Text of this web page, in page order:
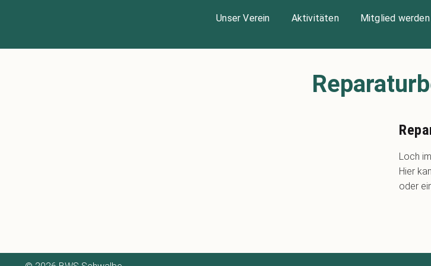
Unser Verein Aktivitäten Mitglied werden
Loch
Hier
oder